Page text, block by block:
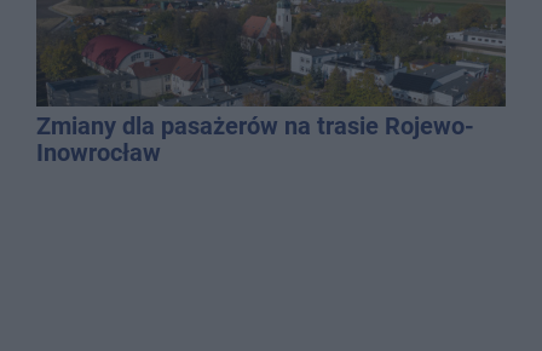
Zmiany dla pasażerów na trasie Rojewo-
Inowrocław